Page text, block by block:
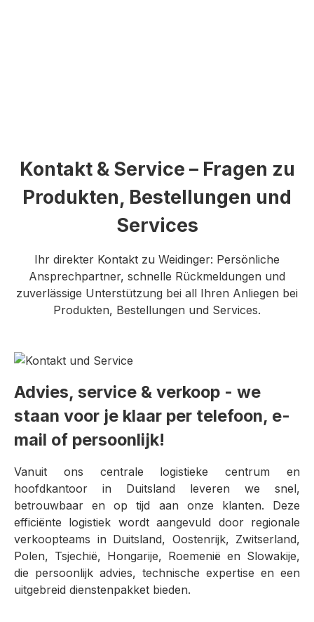
Kontakt & Service – Fragen zu
Produkten, Bestellungen und
Services
Ihr direkter Kontakt zu Weidinger: Persönliche
Ansprechpartner, schnelle Rückmeldungen und
zuverlässige Unterstützung bei all Ihren Anliegen bei
Produkten, Bestellungen und Services.
Advies, service & verkoop - we
staan voor je klaar per telefoon, e-
mail of persoonlijk!
Vanuit ons centrale logistieke centrum en
hoofdkantoor in Duitsland leveren we snel,
betrouwbaar en op tijd aan onze klanten. Deze
efficiënte logistiek wordt aangevuld door regionale
verkoopteams in Duitsland, Oostenrijk, Zwitserland,
Polen, Tsjechië, Hongarije, Roemenië en Slowakije,
die persoonlijk advies, technische expertise en een
uitgebreid dienstenpakket bieden.